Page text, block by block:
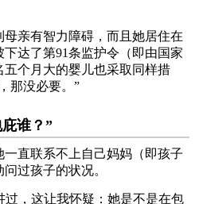
亲有智力障碍，而且她居住在
达了第91条监护令（即由国家
个月大的婴儿也采取同样措
那没必要。”
谁？”
直联系不上自己妈妈（即孩子
过孩子的状况。
过，这让我怀疑：她是不是在包